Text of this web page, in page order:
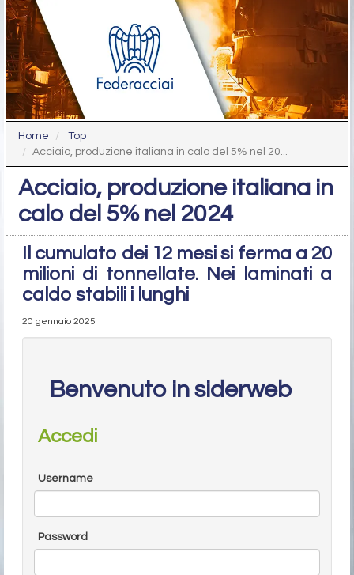
Home
Top
Acciaio, produzione italiana in calo del 5% nel 20...
Acciaio, produzione italiana in
calo del 5% nel 2024
Il cumulato dei 12 mesi si ferma a 20
milioni di tonnellate. Nei laminati a
caldo stabili i lunghi
20 gennaio 2025
Benvenuto in siderweb
Accedi
Username
Password